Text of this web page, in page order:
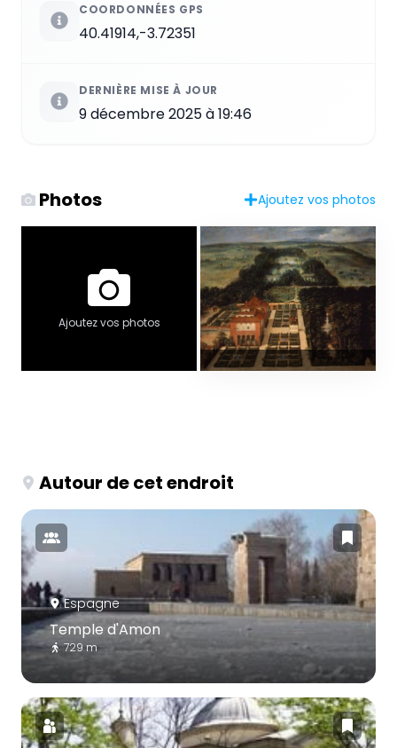
COORDONNÉES GPS
40.41914,-3.72351
DERNIÈRE MISE À JOUR
9 décembre 2025 à 19:46
Photos Ajoutez vos photos
Ajoutez vos photos
Autour de cet endroit
Espagne
Temple d'Amon
729 m